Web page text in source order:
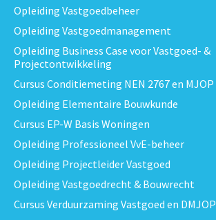
Opleiding Vastgoedbeheer
Opleiding Vastgoedmanagement
Opleiding Business Case voor Vastgoed- &
Projectontwikkeling
Cursus Conditiemeting NEN 2767 en MJOP
Opleiding Elementaire Bouwkunde
Cursus EP-W Basis Woningen
Opleiding Professioneel VvE-beheer
Opleiding Projectleider Vastgoed
Opleiding Vastgoedrecht & Bouwrecht
Cursus Verduurzaming Vastgoed en DMJOP